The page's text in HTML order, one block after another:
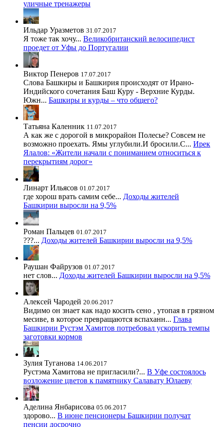
уличные тренажеры
Ильдар Уразметов 31.07.2017
Я тоже так хочу... Великобританский велосипедист
проедет от Уфы до Португалии
Виктор Пенеров 17.07.2017
Слова Башкиры и Башкирия происходят от Ирано-
Индийского сочетания Баш Куру - Верхние Курды.
Южн... Башкиры и курды – что общего?
Татьяна Каленник 11.07.2017
А как же с дорогой в микрорайон Полесье? Совсем не
возможно проехать. Ямы углубили.И бросили.С... Ирек
Ялалов: «Жители начали с пониманием относиться к
перекрытиям дорог»
Линарт Ильясов 01.07.2017
где хорош врать самим себе... Доходы жителей
Башкирии выросли на 9,5%
Роман Пальцев 01.07.2017
???... Доходы жителей Башкирии выросли на 9,5%
Раушан Файрузов 01.07.2017
нет слов... Доходы жителей Башкирии выросли на 9,5%
Алексей Чародей 20.06.2017
Видимо он знает как надо косить сено , утопая в грязном
месиве, в которое превращаются вспаханн... Глава
Башкирии Рустэм Хамитов потребовал ускорить темпы
заготовки кормов
Зулия Туганова 14.06.2017
Рустэма Хамитова не пригласили?... В Уфе состоялось
возложение цветов к памятнику Салавату Юлаеву
Аделина Янбарисова 05.06.2017
здорово... В июне пенсионеры Башкирии получат
пенсии досрочно